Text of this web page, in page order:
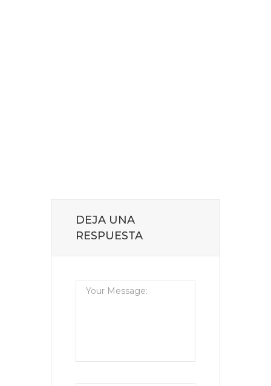
DEJA UNA
RESPUESTA